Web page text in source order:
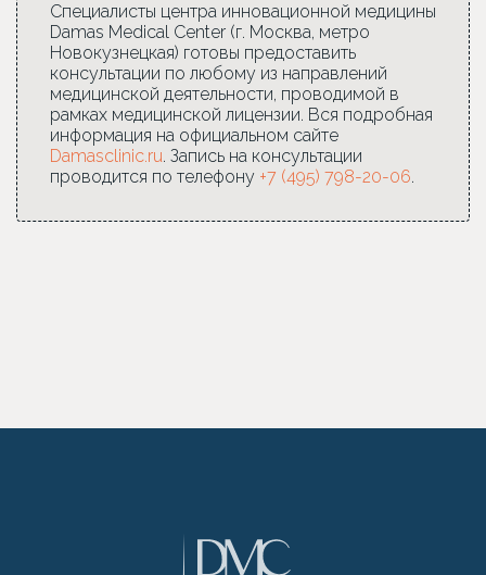
Специалисты центра инновационной медицины
Damas Medical Center (г. Москва, метро
Новокузнецкая) готовы предоставить
консультации по любому из направлений
медицинской деятельности, проводимой в
рамках медицинской лицензии. Вся подробная
информация на официальном сайте
Damasclinic.ru. Запись на консультации
проводится по телефону +7 (495) 798-20-06.